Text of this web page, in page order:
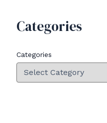
Categories
Categories